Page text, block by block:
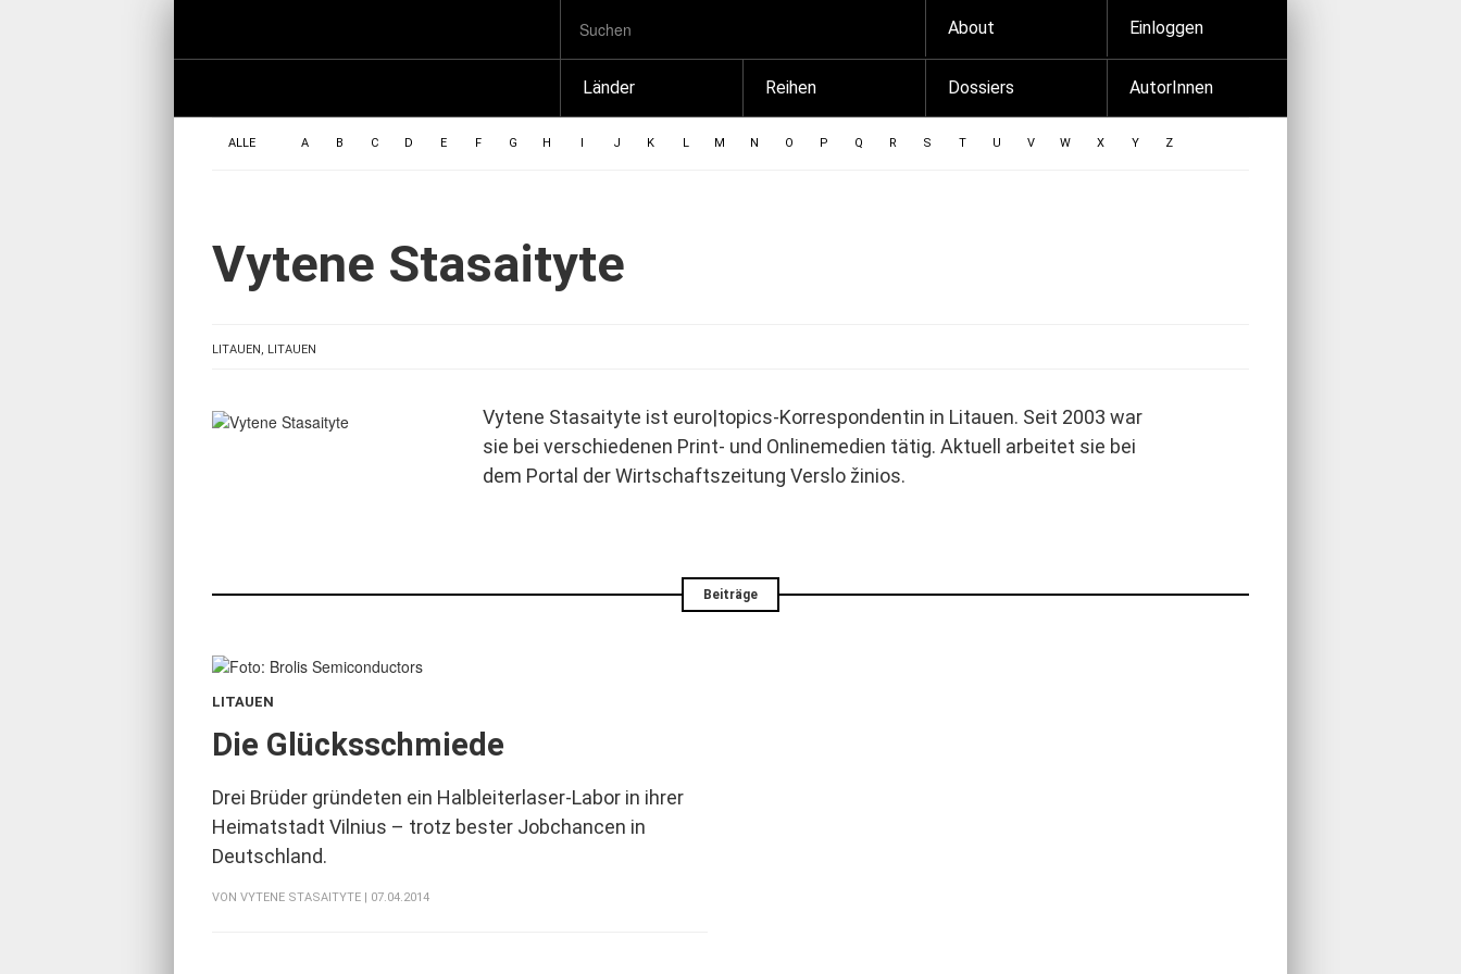
springen
About Einloggen
Länder Reihen Dossiers AutorInnen
ALLE A B C D E F G H I J K L M N O P Q R S T U V W X Y Z
Vytene Stasaityte
LITAUEN, LITAUEN
Vytene Stasaityte ist euro|topics-Korrespondentin in Litauen. Seit 2003 war
sie bei verschiedenen Print- und Onlinemedien tätig. Aktuell arbeitet sie bei
dem Portal der Wirtschaftszeitung Verslo žinios.
Beiträge
LITAUEN
Die Glücksschmiede
Drei Brüder gründeten ein Halbleiterlaser-Labor in ihrer
Heimatstadt Vilnius – trotz bester Jobchancen in
Deutschland.
VON VYTENE STASAITYTE | 07.04.2014